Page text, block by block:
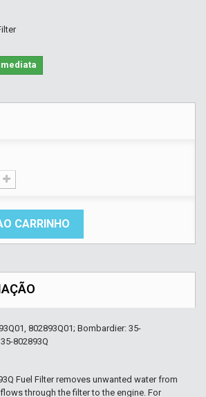
CARRINHO
802893Q01; Bombardier: 35-
802893Q
Fuel Filter removes unwanted water from
through the filter to the engine. For